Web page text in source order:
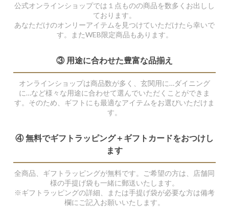
公式オンラインショップでは１点ものの商品を数多くお出しし
ております。
あなただけのオンリーアイテムを見つけていただけたら幸いで
す。またWEB限定商品もあります。
③ 用途に合わせた豊富な品揃え
オンラインショップは商品数が多く、玄関用に…ダイニング
に…など様々な用途に合わせて選んでいただくことができま
す。そのため、ギフトにも最適なアイテムをお選びいただけま
す。
④ 無料でギフトラッピング＋ギフトカードをおつけし
ます
全商品、ギフトラッピングが無料です。ご希望の方は、店舗同
様の手提げ袋も一緒に郵送いたします。
※ギフトラッピングの詳細、または手提げ袋が必要な方は備考
欄にご記入お願いいたします。